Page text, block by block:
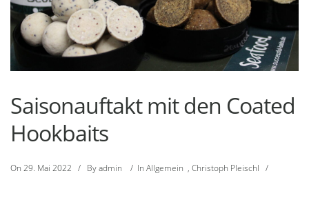
Saisonauftakt mit den Coated
Hookbaits
On 29. Mai 2022 / Byadmin / In Allgemein , Christoph Pleischl /